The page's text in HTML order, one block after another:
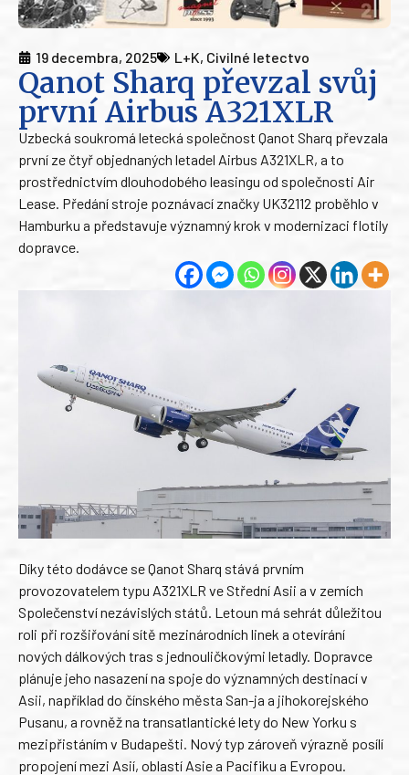
19 decembra, 2025 L+K, Civilné letectvo
Qanot Sharq převzal svůj
první Airbus A321XLR
Uzbecká soukromá letecká společnost Qanot Sharq převzala
první ze čtyř objednaných letadel Airbus A321XLR, a to
prostřednictvím dlouhodobého leasingu od společnosti Air
Lease. Předání stroje poznávací značky UK32112 proběhlo v
Hamburku a představuje významný krok v modernizaci flotily
dopravce.
Díky této dodávce se Qanot Sharq stává prvním
provozovatelem typu A321XLR ve Střední Asii a v zemích
Společenství nezávislých států. Letoun má sehrát důležitou
roli při rozšiřování sítě mezinárodních linek a otevírání
nových dálkových tras s jednouličkovými letadly. Dopravce
plánuje jeho nasazení na spoje do významných destinací v
Asii, například do čínského města San-ja a jihokorejského
Pusanu, a rovněž na transatlantické lety do New Yorku s
mezipřistáním v Budapešti. Nový typ zároveň výrazně posílí
propojení mezi Asií, oblastí Asie a Pacifiku a Evropou.